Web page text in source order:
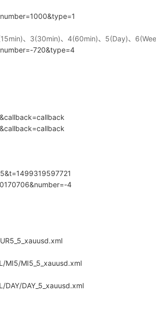
、3(30min)、4(60min)、5(Day)、
720&type=4
4
MI5/MI5_5_xauusd.xml
DAY_5_xauusd.xml